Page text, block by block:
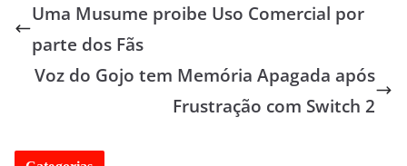
Uma Musume proibe Uso Comercial por
parte dos Fãs
Voz do Gojo tem Memória Apagada após
Frustração com Switch 2